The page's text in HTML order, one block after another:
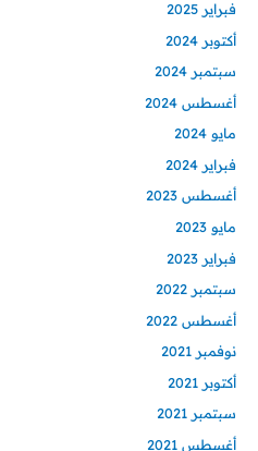
فبراير 2025
أكتوبر 2024
سبتمبر 2024
أغسطس 2024
مايو 2024
فبراير 2024
أغسطس 2023
مايو 2023
فبراير 2023
سبتمبر 2022
أغسطس 2022
نوفمبر 2021
أكتوبر 2021
سبتمبر 2021
أغسطس 2021